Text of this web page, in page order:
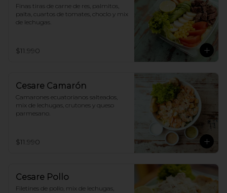
Finas tiras de carne de res, palmitos,
palta, cuartos de tomates, choclo y mix
de lechugas.
$11.990
Cesare Camarón
Camarones ecuatorianos salteados,
mix de lechugas, crutones y queso
parmesano.
$11.990
Cesare Pollo
Filetines de pollo, mix de lechugas,